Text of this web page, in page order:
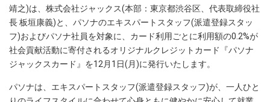
靖之)は、株式会社ジャックス(本部：東京都渋谷区、代表取締役社
長 板垣康義)と、パソナのエキスパートスタッフ(派遣登録スタッ
フ)およびパソナ社員を対象に、カード利用ごとに利用額の0.2%が
社会貢献活動に寄付されるオリジナルクレジットカード『パソナ
ジャックスカード』を12月1日(月)に発行いたします。
パソナは、エキスパートスタッフ(派遣登録スタッフ)が、一人ひと